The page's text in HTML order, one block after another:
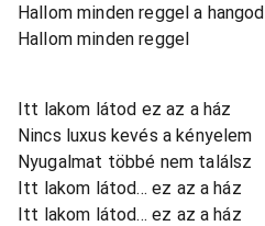
Hallom minden reggel a hangod
Hallom minden reggel
Itt lakom látod ez az a ház
Nincs luxus kevés a kényelem
Nyugalmat többé nem találsz
Itt lakom látod... ez az a ház
Itt lakom látod... ez az a ház